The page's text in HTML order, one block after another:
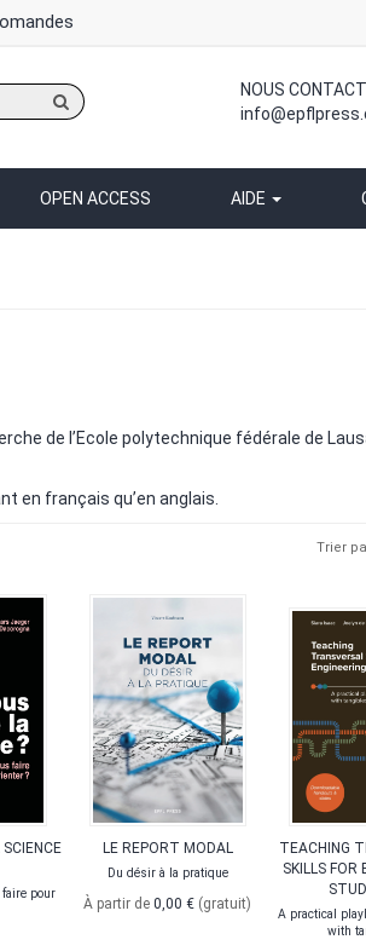
NOUS
OPEN ACCESS AIDE
de l’Ecole polytechnique fédérale de
en français qu’en anglais.
Trier
faire pour
LE REPORT MODAL
Du désir à la pratique
À partir de 0,00 € (gratuit)
TEACHING
SKILLS FOR
A practical
with